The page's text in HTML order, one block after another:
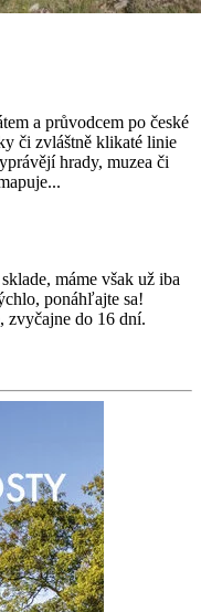
a průvodcem po české
či zvláštně klikaté linie
hrady, muzea či
máme však už iba
ponáhľajte sa!
zvyčajne do 16 dní.